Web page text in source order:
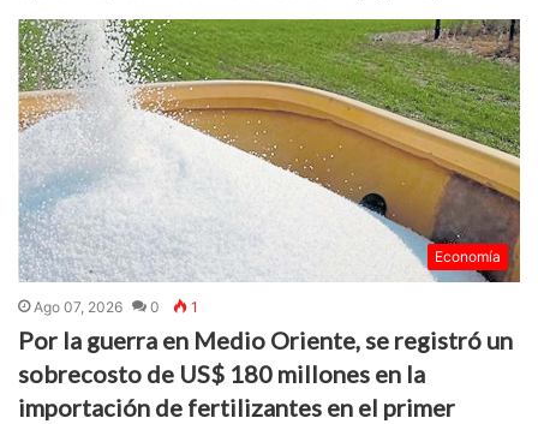
Economía
Ago 07, 2026 0 1
Por la guerra en Medio Oriente, se registró un
sobrecosto de US$ 180 millones en la
importación de fertilizantes en el primer